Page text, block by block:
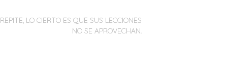
LO CIERTO ES QUE SUS LECCIONES
NO SE APROVECHAN.